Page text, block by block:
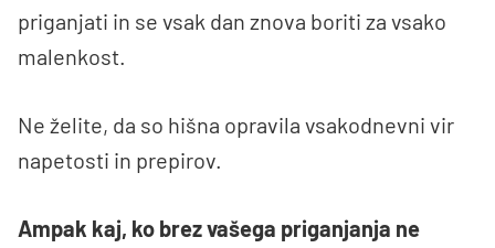
priganjati in se vsak dan znova boriti za vsako
malenkost.
Ne želite, da so hišna opravila vsakodnevni vir
napetosti in prepirov.
Ampak kaj, ko brez vašega priganjanja ne